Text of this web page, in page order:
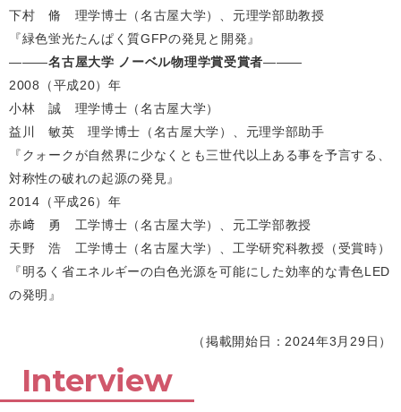
下村 脩 理学博士（名古屋大学）、元理学部助教授
『緑色蛍光たんぱく質GFPの発見と開発』
―――名古屋大学 ノーベル物理学賞受賞者―――
2008（平成20）年
小林 誠 理学博士（名古屋大学）
益川 敏英 理学博士（名古屋大学）、元理学部助手
『クォークが自然界に少なくとも三世代以上ある事を予言する、
対称性の破れの起源の発見』
2014（平成26）年
赤﨑 勇 工学博士（名古屋大学）、元工学部教授
天野 浩 工学博士（名古屋大学）、工学研究科教授（受賞時）
『明るく省エネルギーの白色光源を可能にした効率的な青色LED
の発明』
（掲載開始日：2024年3月29日）
Interview